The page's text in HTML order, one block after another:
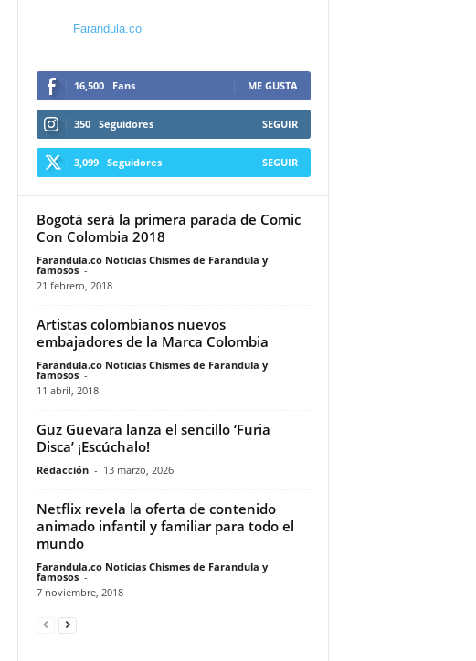
Farandula.co
16,500 Fans ME GUSTA
350 Seguidores SEGUIR
3,099 Seguidores SEGUIR
Bogotá será la primera parada de Comic
Con Colombia 2018
Farandula.co Noticias Chismes de Farandula y
famosos -
21 febrero, 2018
Artistas colombianos nuevos
embajadores de la Marca Colombia
Farandula.co Noticias Chismes de Farandula y
famosos -
11 abril, 2018
Guz Guevara lanza el sencillo ‘Furia
Disca’ ¡Escúchalo!
Redacción - 13 marzo, 2026
Netflix revela la oferta de contenido
animado infantil y familiar para todo el
mundo
Farandula.co Noticias Chismes de Farandula y
famosos -
7 noviembre, 2018